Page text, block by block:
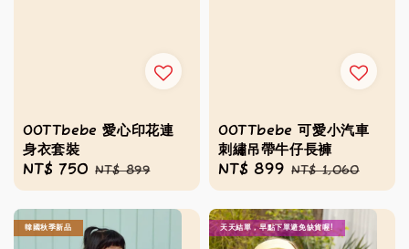
OOTTbebe 愛心印花連
身衣套裝
Sale
price
NT$ 750 Regular
price
NT$ 899
OOTTbebe 可愛小汽車
刺繡吊帶牛仔長褲
Sale
price
NT$ 899 Regular
price
NT$ 1,060
韓國秋季新品 天天結單，早點下單避免缺貨喔!